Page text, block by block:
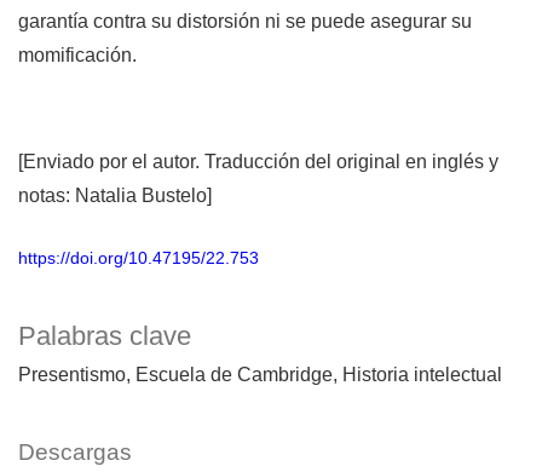
Palabras clave
Presentismo Escuela de Cambridge Historia intelectual
garantía contra su distorsión ni se puede asegurar su
momificación.
[Enviado por el autor. Traducción del original en inglés y
notas: Natalia Bustelo]
https://doi.org/10.47195/22.753
Descargas